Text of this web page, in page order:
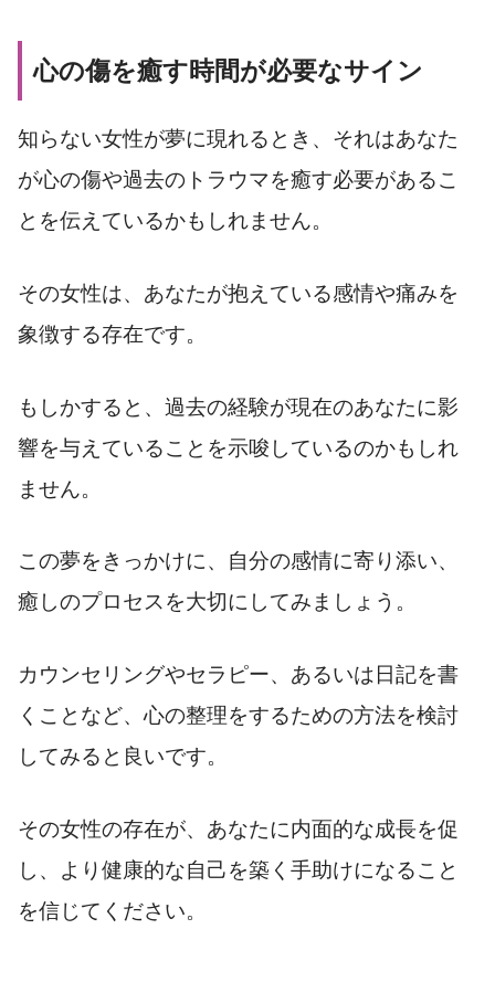
心の傷を癒す時間が必要なサイン
知らない女性が夢に現れるとき、それはあなた
が心の傷や過去のトラウマを癒す必要があるこ
とを伝えているかもしれません。
その女性は、あなたが抱えている感情や痛みを
象徴する存在です。
もしかすると、過去の経験が現在のあなたに影
響を与えていることを示唆しているのかもしれ
ません。
この夢をきっかけに、自分の感情に寄り添い、
癒しのプロセスを大切にしてみましょう。
カウンセリングやセラピー、あるいは日記を書
くことなど、心の整理をするための方法を検討
してみると良いです。
その女性の存在が、あなたに内面的な成長を促
し、より健康的な自己を築く手助けになること
を信じてください。